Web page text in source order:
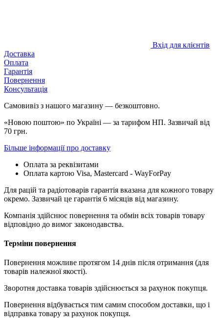
Вхід для клієнтів
Доставка
Оплата
Гарантія
Повернення
Консультація
Самовивіз з нашого магазину — безкоштовно.
«Новою поштою» по Україні — за тарифом НП. Зазвичай від
70 грн.
Більше інформації про доставку
Оплата за реквізитами
Оплата картою Visa, Mastercard - WayForPay
Для рацій та радіотоварів гарантія вказана для кожного товару
окремо. Зазвичай це гарантія 6 місяців від магазину.
Компанія здійснює повернення та обмін всіх товарів товару
відповідно до вимог законодавства.
Терміни повернення
Повернення можливе протягом 14 днів після отримання (для
товарів належної якості).
Зворотня доставка товарів здійснюється за рахунок покупця.
Повернення відбувається тим самим способом доставки, що і
відправка товару за рахунок покупця.